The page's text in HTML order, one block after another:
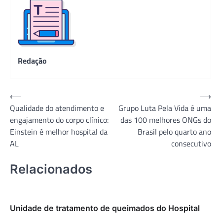
Redação
Navegação
de
Post
⟵
Qualidade do atendimento e
engajamento do corpo clínico:
Einstein é melhor hospital da
AL
Grupo Luta Pela Vida é uma
das 100 melhores ONGs do
Brasil pelo quarto ano
consecutivo
⟶
Relacionados
Unidade de tratamento de queimados do Hospital